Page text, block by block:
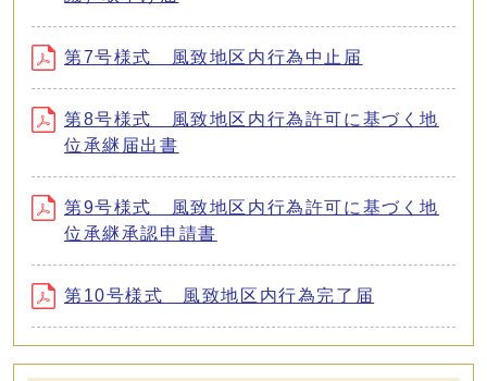
第7号様式 風致地区内行為中止届
第8号様式 風致地区内行為許可に基づく地
位承継届出書
第9号様式 風致地区内行為許可に基づく地
位承継承認申請書
第10号様式 風致地区内行為完了届